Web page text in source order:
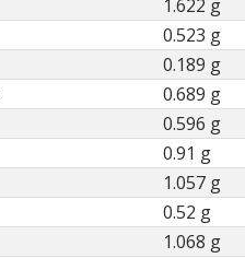
1.622 g
0.523 g
0.189 g
0.689 g
0.596 g
0.91 g
1.057 g
0.52 g
1.068 g